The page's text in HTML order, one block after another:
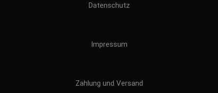
Datenschutz
Impressum
Zahlung und Versand